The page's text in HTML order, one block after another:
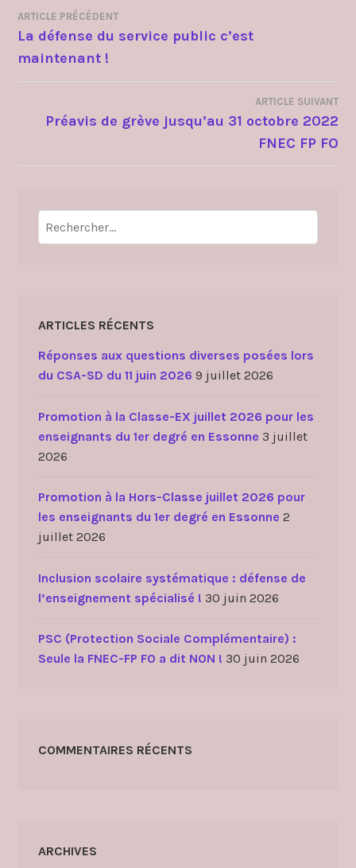
NAVIGATION
DE
ARTICLE PRÉCÉDENT
La défense du service public c’est
maintenant !
ARTICLE SUIVANT
Préavis de grève jusqu’au 31 octobre 2022
FNEC FP FO
ARTICLES RÉCENTS
Réponses aux questions diverses posées lors
du CSA-SD du 11 juin 2026 9 juillet 2026
Promotion à la Classe-EX juillet 2026 pour les
enseignants du 1er degré en Essonne 3 juillet
2026
Promotion à la Hors-Classe juillet 2026 pour
les enseignants du 1er degré en Essonne 2
juillet 2026
Inclusion scolaire systématique : défense de
l’enseignement spécialisé ! 30 juin 2026
PSC (Protection Sociale Complémentaire) :
Seule la FNEC-FP FO a dit NON ! 30 juin 2026
COMMENTAIRES RÉCENTS
ARCHIVES